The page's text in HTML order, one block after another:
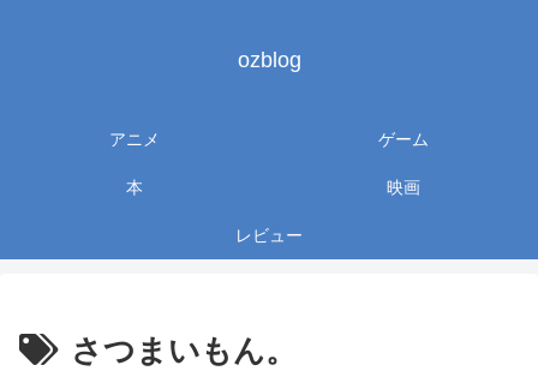
ozblog
アニメ ゲーム
本 映画
レビュー
さつまいもん。